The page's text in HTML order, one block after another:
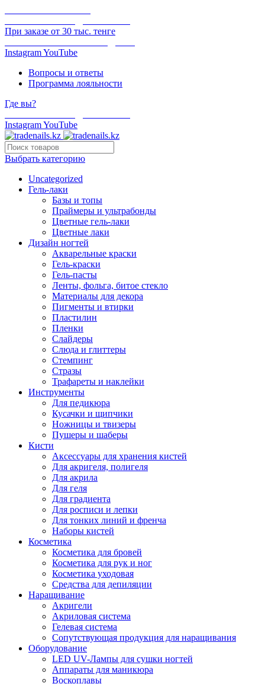
При заказе от 30 тыс. тенге
InstagramYouTube
Вопросы и ответы
Программа лояльности
Где вы?
InstagramYouTube
Выбрать категорию
Uncategorized
Гель-лаки
Базы и топы
Праймеры и ультрабонды
Цветные гель-лаки
Цветные лаки
Дизайн ногтей
Акварельные краски
Гель-краски
Гель-пасты
Ленты, фольга, битое стекло
Материалы для декора
Пигменты и втирки
Пластилин
Пленки
Слайдеры
Слюда и глиттеры
Стемпинг
Стразы
Трафареты и наклейки
Инструменты
Для педикюра
Кусачки и щипчики
Ножницы и твизеры
Пушеры и шаберы
Кисти
Аксессуары для хранения кистей
Для акригеля, полигеля
Для акрила
Для геля
Для градиента
Для росписи и лепки
Для тонких линий и френча
Наборы кистей
Косметика
Косметика для бровей
Косметика для рук и ног
Косметика уходовая
Средства для депиляции
Наращивание
Акригели
Акриловая система
Гелевая система
Сопутствующая продукция для наращивания
Оборудование
LED UV-Лампы для сушки ногтей
Аппараты для маникюра
Воскоплавы